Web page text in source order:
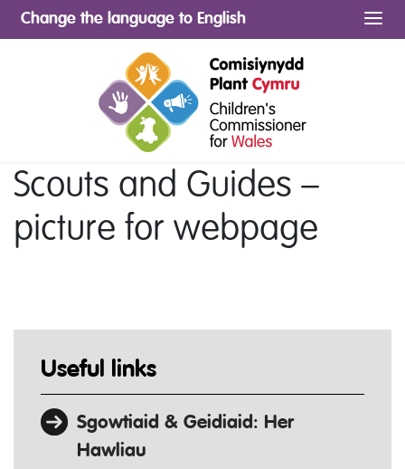
Change the language to English
Scouts and Guides –
picture for webpage
Useful links
Sgowtiaid & Geidiaid: Her
Hawliau